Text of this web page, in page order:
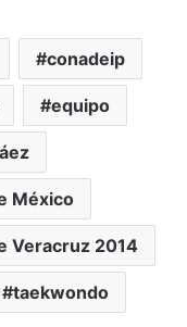
conadeip
equipo
México
Veracruz 2014
taekwondo